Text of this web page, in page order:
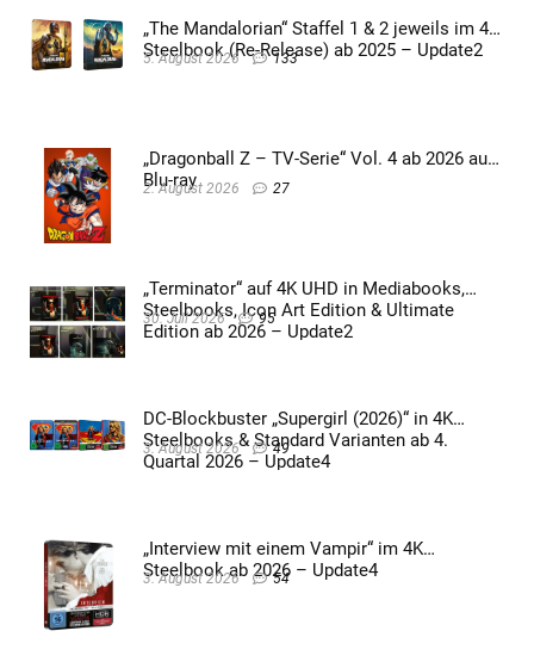
„The Mandalorian“ Staffel 1 & 2 jeweils im 4K
Steelbook (Re-Release) ab 2025 – Update2
5. August 2026 133
„Dragonball Z – TV-Serie“ Vol. 4 ab 2026 auf
Blu-ray
2. August 2026 27
„Terminator“ auf 4K UHD in Mediabooks,
Steelbooks, Icon Art Edition & Ultimate
Edition ab 2026 – Update2
30. Juli 2026 95
DC-Blockbuster „Supergirl (2026)“ in 4K
Steelbooks & Standard Varianten ab 4.
Quartal 2026 – Update4
3. August 2026 49
„Interview mit einem Vampir“ im 4K
Steelbook ab 2026 – Update4
3. August 2026 54